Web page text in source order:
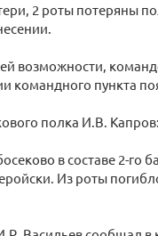
2 роты потеряны
возможности,
командного пункта
полка И.В. Капров:
в составе 2-
Из роты